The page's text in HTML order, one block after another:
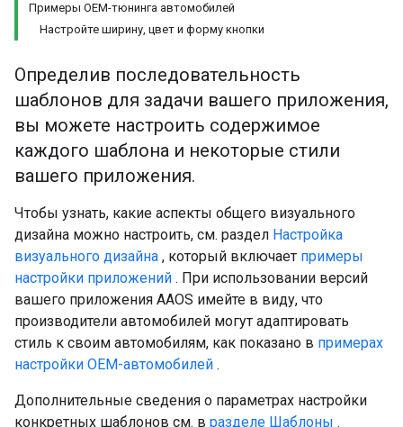
Примеры OEM-тюнинга автомобилей
Настройте ширину, цвет и форму кнопки
Определив последовательность
шаблонов для задачи вашего приложения,
вы можете настроить содержимое
каждого шаблона и некоторые стили
вашего приложения.
Чтобы узнать, какие аспекты общего визуального
дизайна можно настроить, см. раздел Настройка
визуального дизайна , который включает примеры
настройки приложений . При использовании версий
вашего приложения AAOS имейте в виду, что
производители автомобилей могут адаптировать
стиль к своим автомобилям, как показано в примерах
настройки OEM-автомобилей .
Дополнительные сведения о параметрах настройки
конкретных шаблонов см. в разделе Шаблоны .